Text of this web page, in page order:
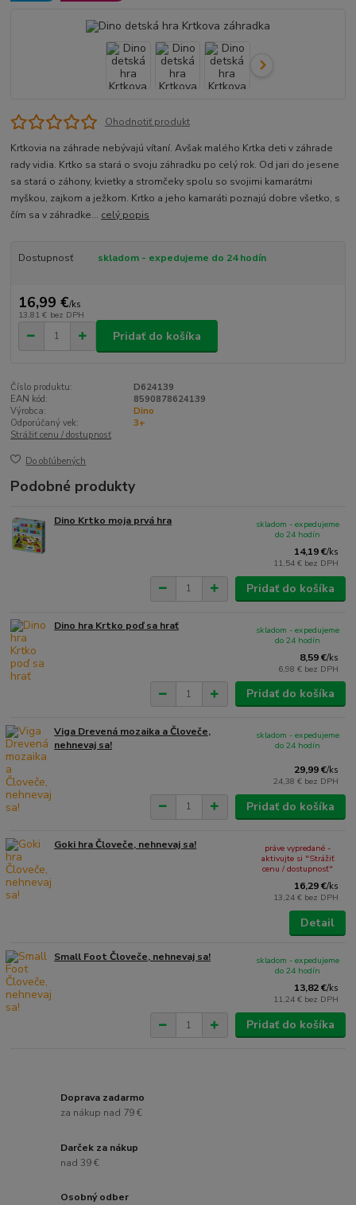
Ohodnotiť produkt
Krtkovia na záhrade nebývajú vítaní. Avšak malého Krtka deti v záhrade
rady vidia. Krtko sa stará o svoju záhradku po celý rok. Od jari do jesene
sa stará o záhony, kvietky a stromčeky spolu so svojimi kamarátmi
myškou, zajkom a ježkom. Krtko a jeho kamaráti poznajú dobre všetko, s
čím sa v záhradke... celý popis
Dostupnosť skladom - expedujeme do 24 hodín
16,99 €/ks
13,81 € bez DPH
Pridať do košíka
Číslo produktu:
D624139
EAN kód:
8590878624139
Výrobca:
Dino
Odporúčaný vek:
3+
Strážiť cenu / dostupnosť
Do obľúbených
Podobné produkty
Dino Krtko moja prvá hra
14,19 €/ks
11,54 € bez DPH
skladom - expedujeme
do 24 hodín
Pridať do košíka
Dino hra Krtko poď sa hrať
8,59 €/ks
6,98 € bez DPH
skladom - expedujeme
do 24 hodín
Pridať do košíka
Viga Drevená mozaika a Človeče,
nehnevaj sa!
29,99 €/ks
24,38 € bez DPH
skladom - expedujeme
do 24 hodín
Pridať do košíka
Goki hra Človeče, nehnevaj sa!
16,29 €/ks
13,24 € bez DPH
práve vypredané -
aktivujte si "Strážiť
cenu / dostupnosť"
Detail
Small Foot Človeče, nehnevaj sa!
13,82 €/ks
11,24 € bez DPH
skladom - expedujeme
do 24 hodín
Pridať do košíka
Doprava zadarmo
za nákup nad 79 €
Darček za nákup
nad 39 €
Osobný odber